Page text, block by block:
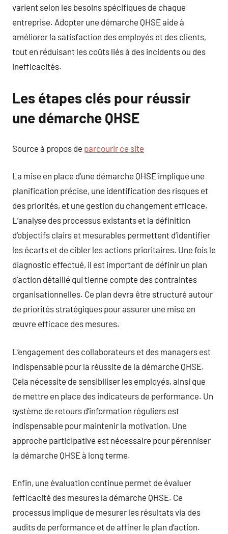
varient selon les besoins spécifiques de chaque
entreprise. Adopter une démarche QHSE aide à
améliorer la satisfaction des employés et des clients,
tout en réduisant les coûts liés à des incidents ou des
inefficacités.
Les étapes clés pour réussir
une démarche QHSE
Source à propos de parcourir ce site
La mise en place d’une démarche QHSE implique une
planification précise, une identification des risques et
des priorités, et une gestion du changement efficace.
L’analyse des processus existants et la définition
d’objectifs clairs et mesurables permettent d’identifier
les écarts et de cibler les actions prioritaires. Une fois le
diagnostic effectué, il est important de définir un plan
d’action détaillé qui tienne compte des contraintes
organisationnelles. Ce plan devra être structuré autour
de priorités stratégiques pour assurer une mise en
œuvre efficace des mesures.
L’engagement des collaborateurs et des managers est
indispensable pour la réussite de la démarche QHSE.
Cela nécessite de sensibiliser les employés, ainsi que
de mettre en place des indicateurs de performance. Un
système de retours d’information réguliers est
indispensable pour maintenir la motivation. Une
approche participative est nécessaire pour pérenniser
la démarche QHSE à long terme.
Enfin, une évaluation continue permet de évaluer
l’efficacité des mesures la démarche QHSE. Ce
processus implique de mesurer les résultats via des
audits de performance et de affiner le plan d’action.